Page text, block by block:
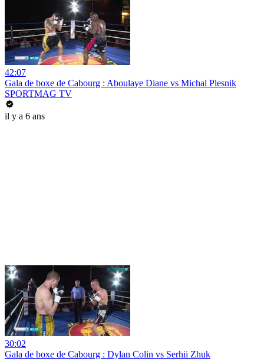
42:07
Gala de boxe de Cabourg : Aboulaye Diane vs Michal Plesnik
SPORTMAG TV
il y a 6 ans
30:02
Gala de boxe de Cabourg : Dylan Colin vs Serhii Zhuk